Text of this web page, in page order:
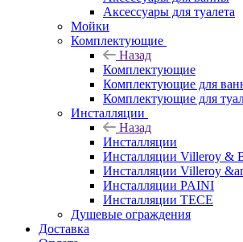
Аксессуары для туалета
Мойки
Комплектующие
Назад
Комплектующие
Комплектующие для
Комплектующие для
Инсталляции
Назад
Инсталляции
Инсталляции Villeroy &
Инсталляции Villeroy
Инсталляции PAINI
Инсталляции TECE
Душевые ограждения
Доставка